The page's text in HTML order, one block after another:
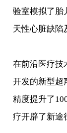
验室模拟了胎
天性心脏缺陷
在前沿医疗技
开发的新型超
精度提升了
疗开辟了新途